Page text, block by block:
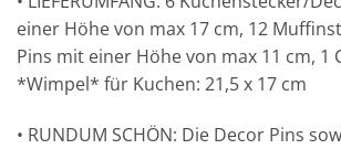
einer Höhe von max 17 cm, 12
Pins mit einer Höhe von max 11 cm, 1
*Wimpel* für Kuchen: 21,5 x 17 cm
• RUNDUM SCHÖN: Die Decor Pins